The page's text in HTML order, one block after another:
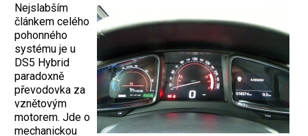
Nejslabším
článkem celého
pohonného
systému je u
DS5 Hybrid
paradoxně
převodovka za
vznětovým
motorem. Jde o
mechanickou